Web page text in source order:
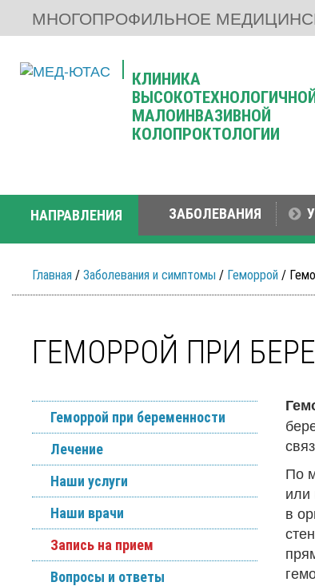
МНОГОПРОФИЛЬНОЕ
КЛИНИКА
МАЛОИНВАЗИВНОЙ
КОЛОПРОКТОЛОГИИ
НАПРАВЛЕНИЯ ЗАБОЛЕВАНИЯ
Главная / Заболевания и симптомы / Геморрой /
ГЕМОРРОЙ ПРИ
Геморрой при беременности
Лечение
Наши услуги
Наши врачи
Запись на прием
Вопросы и ответы
По
или
в